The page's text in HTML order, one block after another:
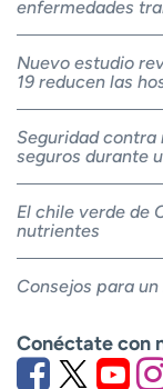
enfermedades
Nuevo estudio
19 reducen las
Seguridad contra
seguros durante
El chile verde de
nutrientes
Consejos para
Conéctate con